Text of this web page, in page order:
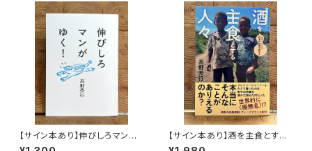
【サイン本あり】伸びしろマンが
ゆく！
【サイン本あり】酒を主食とする
人々 エチオピアの科学的秘境